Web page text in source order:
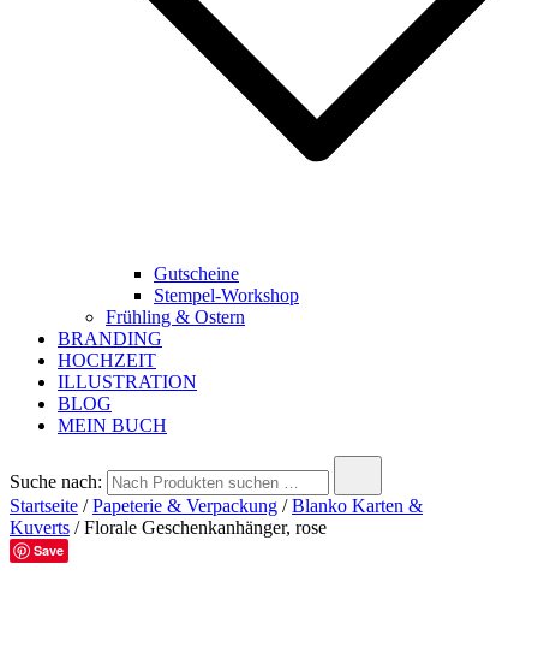
Gutscheine
Stempel-Workshop
Frühling & Ostern
BRANDING
HOCHZEIT
ILLUSTRATION
BLOG
MEIN BUCH
Suche nach:
Startseite /Papeterie & Verpackung /Blanko Karten &
Kuverts / Florale Geschenkanhänger, rose
Save